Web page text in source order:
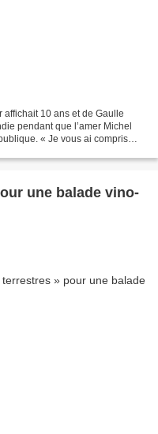
affichait 10 ans et de Gaulle
pendant que l’amer Michel
« Je vous ai compris
une balade vino-